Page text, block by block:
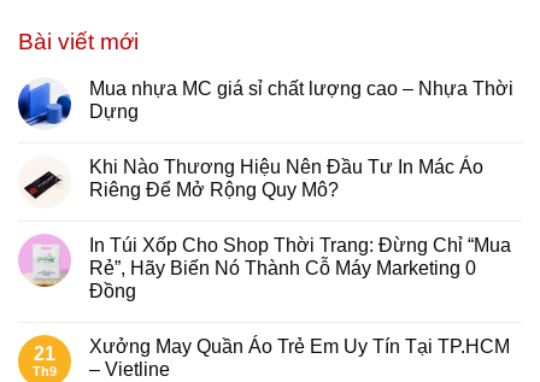
Bài viết mới
Mua nhựa MC giá sỉ chất lượng cao – Nhựa Thời
Dựng
Khi Nào Thương Hiệu Nên Đầu Tư In Mác Áo
Riêng Để Mở Rộng Quy Mô?
In Túi Xốp Cho Shop Thời Trang: Đừng Chỉ “Mua
Rẻ”, Hãy Biến Nó Thành Cỗ Máy Marketing 0
Đồng
21
Th9
Xưởng May Quần Áo Trẻ Em Uy Tín Tại TP.HCM
– Vietline